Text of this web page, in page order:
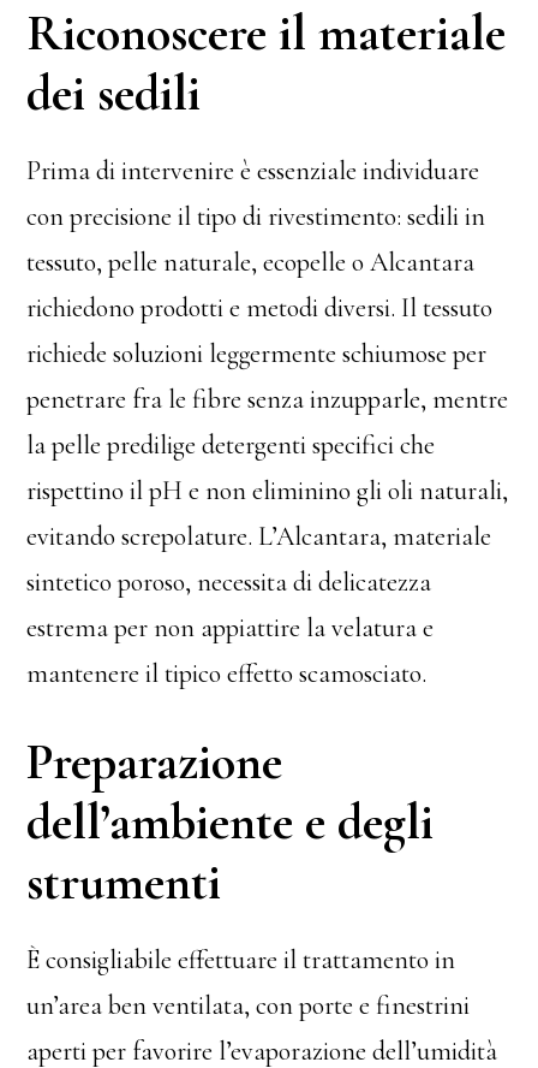
Riconoscere il materiale
dei sedili
Prima di intervenire è essenziale individuare
con precisione il tipo di rivestimento: sedili in
tessuto, pelle naturale, ecopelle o Alcantara
richiedono prodotti e metodi diversi. Il tessuto
richiede soluzioni leggermente schiumose per
penetrare fra le fibre senza inzupparle, mentre
la pelle predilige detergenti specifici che
rispettino il pH e non eliminino gli oli naturali,
evitando screpolature. L’Alcantara, materiale
sintetico poroso, necessita di delicatezza
estrema per non appiattire la velatura e
mantenere il tipico effetto scamosciato.
Preparazione
dell’ambiente e degli
strumenti
È consigliabile effettuare il trattamento in
un’area ben ventilata, con porte e finestrini
aperti per favorire l’evaporazione dell’umidità